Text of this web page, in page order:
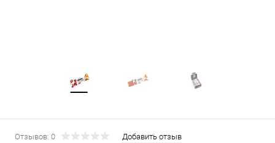
Отзывов: 0 Добавить отзыв